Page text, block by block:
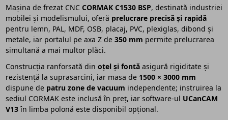
Mașina de frezat CNC CORMAK C1530 BSP, destinată industriei
mobilei și modelismului, oferă prelucrare precisă și rapidă
pentru lemn, PAL, MDF, OSB, placaj, PVC, plexiglas, dibond și
metale, iar portalul pe axa Z de 350 mm permite prelucrarea
simultană a mai multor plăci.
Construcția ranforsată din oțel și fontăasigură rigiditate și
rezistență la suprasarcini, iar masa de 1500 × 3000 mm
dispune de patru zone de vacuum independente; instruirea la
sediul CORMAK este inclusă în preț, iar software-ul UCanCAM
V13în limba polonă este disponibil opțional.